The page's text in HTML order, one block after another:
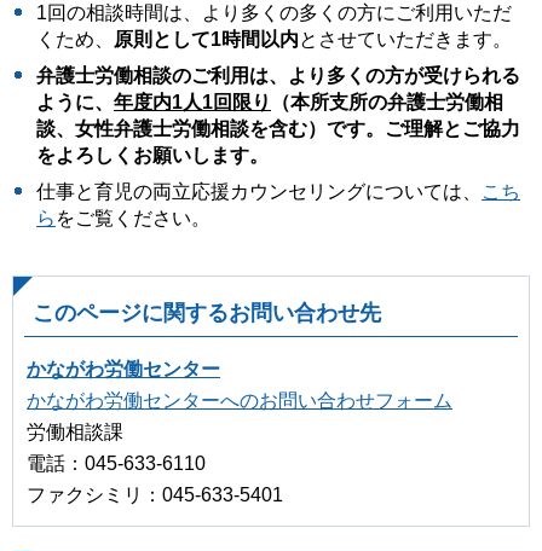
1回の相談時間は、より多くの多くの方にご利用いただ
くため、
原則として1時間以内とさせていただきます。
弁護士労働相談のご利用は、より多くの方が受けられる
ように、 年度内1人1回限り
（本所支所の弁護士労働相
談、女性弁護士労働相談を含む）です。ご理解とご協力
をよろしくお願いします。
仕事と育児の両立応援カウンセリングについては、
こち
ら をご覧ください。
このページに関するお問い合わせ先
かながわ労働センター
かながわ労働センターへのお問い合わせフォーム
労働相談課
電話：045-633-6110
ファクシミリ：045-633-5401